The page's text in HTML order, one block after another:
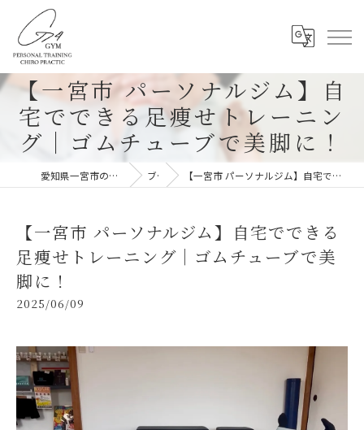
【一宮市 パーソナルジム】自
宅でできる足痩せトレーニン
グ｜ゴムチューブで美脚に！
愛知県一宮市のパーソナルジムならG-4GYM ブログ 【一宮市 パーソナルジム】自宅でできる足痩せトレーニング｜ゴムチューブで美脚に！
【一宮市 パーソナルジム】自宅でできる
足痩せトレーニング｜ゴムチューブで美
脚に！
2025/06/09